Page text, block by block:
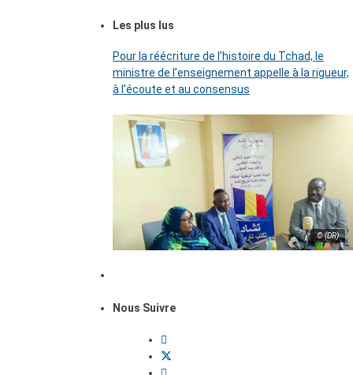
Les plus lus
Pour la réécriture de l’histoire du Tchad, le
ministre de l’enseignement appelle à la rigueur,
à l’écoute et au consensus
© (DR)
Nous Suivre